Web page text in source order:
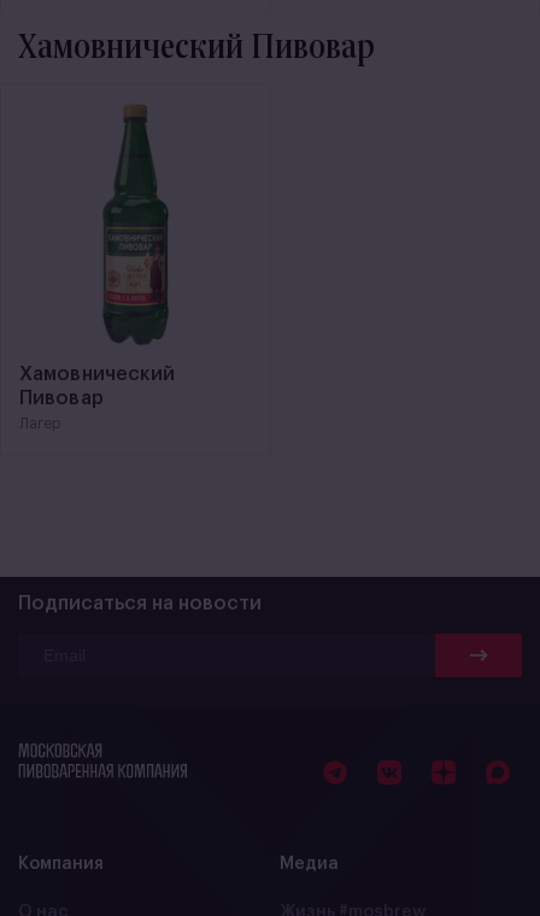
Хамовнический Пивовар
Хамовнический
Пивовар
Лагер
Подписаться на новости
Компания Медиа